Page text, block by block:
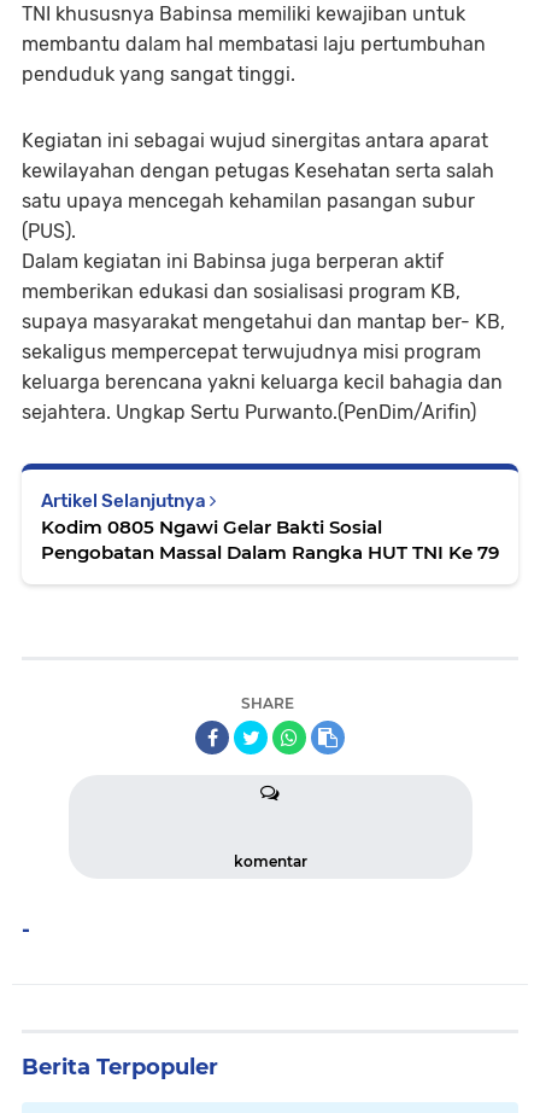
TNI khususnya Babinsa memiliki kewajiban untuk
membantu dalam hal membatasi laju pertumbuhan
penduduk yang sangat tinggi.
Kegiatan ini sebagai wujud sinergitas antara aparat
kewilayahan dengan petugas Kesehatan serta salah
satu upaya mencegah kehamilan pasangan subur
(PUS).
Dalam kegiatan ini Babinsa juga berperan aktif
memberikan edukasi dan sosialisasi program KB,
supaya masyarakat mengetahui dan mantap ber- KB,
sekaligus mempercepat terwujudnya misi program
keluarga berencana yakni keluarga kecil bahagia dan
sejahtera. Ungkap Sertu Purwanto.(PenDim/Arifin)
Artikel Selanjutnya
Kodim 0805 Ngawi Gelar Bakti Sosial
Pengobatan Massal Dalam Rangka HUT TNI Ke 79
SHARE
komentar
-
Berita Terpopuler